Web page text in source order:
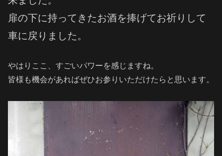
扉の下に持ってきたお酒を捧げてお祈りして
車に戻りました。
やはりここ、すごいパワーを感じますね。
皆様も機会があればぜひお参りいただけたらと思います。